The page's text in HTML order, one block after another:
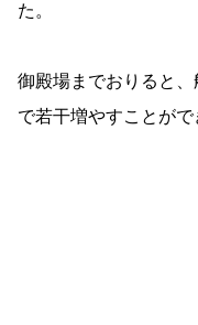
た。
御殿場までおりると
で若干増やすことがで